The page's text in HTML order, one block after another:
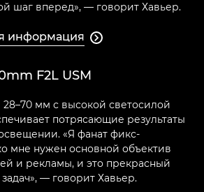
шаг вперед», — говорит Хавьер.
информация 
F2L USM
мм с высокой светосилой
потрясающие результаты
«Я фанат фикс-
мне нужен основной объектив
и рекламы, и это прекрасный
— говорит Хавьер.